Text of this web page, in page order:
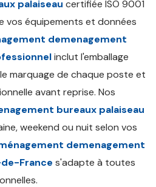
palaiseau certifiée ISO 9001
équipements et données
demenagement
inclut l'emballage
marquage de chaque poste et
avant reprise. Nos
bureaux palaiseau
weekend ou nuit selon vos
demenagement
France s'adapte à toutes